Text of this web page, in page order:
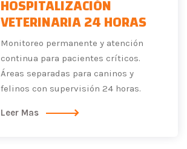
HOSPITALIZACIÓN
VETERINARIA 24 HORAS
Monitoreo permanente y atención
continua para pacientes críticos.
Áreas separadas para caninos y
felinos con supervisión 24 horas.
Leer Mas